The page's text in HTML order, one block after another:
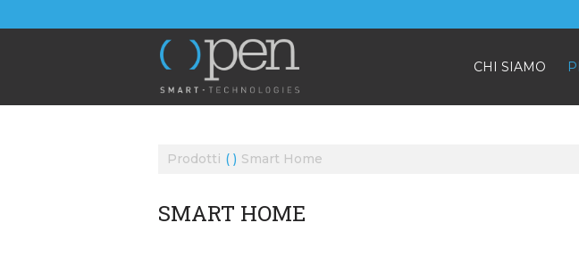
CHI SIAMO
Prodotti Smart Home
SMART HOME